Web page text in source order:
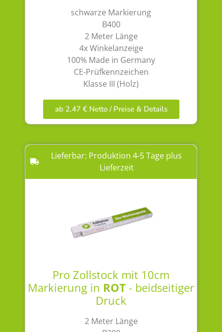
schwarze Markierung
B400
2 Meter Länge
4x Winkelanzeige
100% Made in Germany
CE-Prüfkennzeichen
Klasse III (Holz)
ab 2,47 € Netto / Preise & Details
Lieferbar: Produktion 4-5 Tage plus
Lieferzeit
Pro Zollstock mit 10cm
Markierung in ROT- beidseitiger
Druck
2 Meter Länge